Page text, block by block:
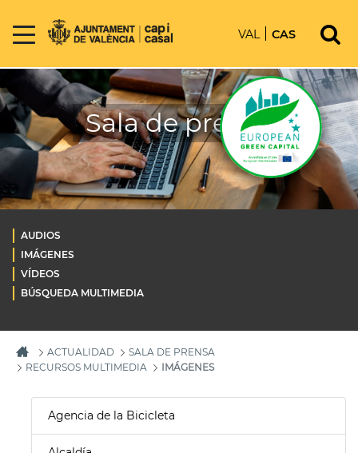
VAL CAS
Sala de prensa
AUDIOS
IMÁGENES
VÍDEOS
BÚSQUEDA MULTIMEDIA
ACTUALIDAD
SALA DE PRENSA
RECURSOS MULTIMEDIA
IMÁGENES
Agencia de la Bicicleta